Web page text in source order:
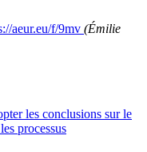
aeur.eu/f/9mv (Émilie
les conclusions sur le
processus